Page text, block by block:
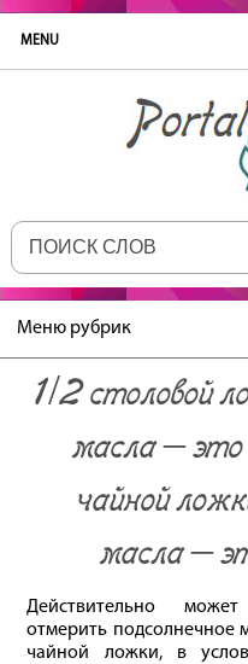
MENU
Меню рубрик
1/2 столовой
масла –
чайной
масла –
Действительно
отмерить подсолнечное
чайной ложки, в